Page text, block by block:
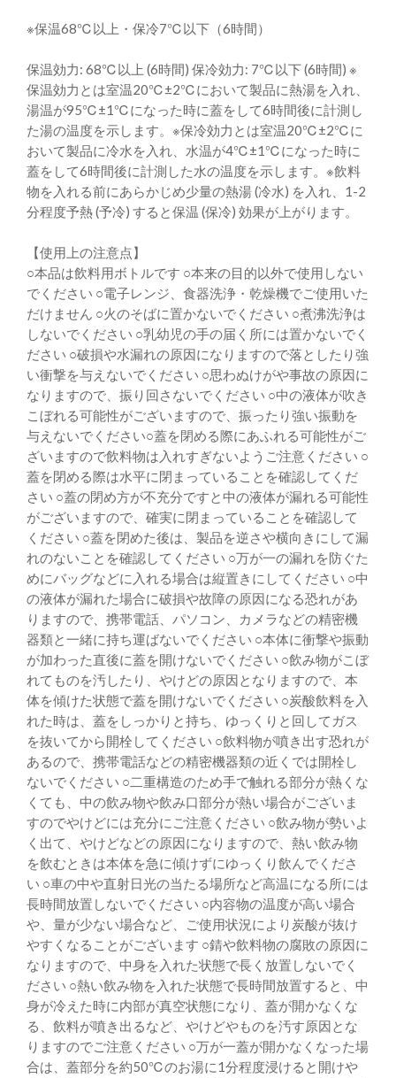
※保温68℃以上・保冷7℃以下（6時間）
保温効力: 68℃以上 (6時間) 保冷効力: 7℃以下 (6時間) ※
保温効力とは室温20℃±2℃において製品に熱湯を入れ、
湯温が95℃±1℃になった時に蓋をして6時間後に計測し
た湯の温度を示します。※保冷効力とは室温20℃±2℃に
おいて製品に冷水を入れ、水温が4℃±1℃になった時に
蓋をして6時間後に計測した水の温度を示します。※飲料
物を入れる前にあらかじめ少量の熱湯 (冷水) を入れ、1-2
分程度予熱 (予冷) すると保温 (保冷) 効果が上がります。
【使用上の注意点】
○本品は飲料用ボトルです ○本来の目的以外で使用しない
でください ○電子レンジ、食器洗浄・乾燥機でご使用いた
だけません ○火のそばに置かないでください ○煮沸洗浄は
しないでください ○乳幼児の手の届く所には置かないでく
ださい ○破損や水漏れの原因になりますので落としたり強
い衝撃を与えないでください ○思わぬけがや事故の原因に
なりますので、振り回さないでください ○中の液体が吹き
こぼれる可能性がございますので、振ったり強い振動を
与えないでください○蓋を閉める際にあふれる可能性がご
ざいますので飲料物は入れすぎないようご注意ください ○
蓋を閉める際は水平に閉まっていることを確認してくだ
さい ○蓋の閉め方が不充分ですと中の液体が漏れる可能性
がございますので、確実に閉まっていることを確認して
ください ○蓋を閉めた後は、製品を逆さや横向きにして漏
れのないことを確認してください ○万が一の漏れを防ぐた
めにバッグなどに入れる場合は縦置きにしてください ○中
の液体が漏れた場合に破損や故障の原因になる恐れがあ
りますので、携帯電話、パソコン、カメラなどの精密機
器類と一緒に持ち運ばないでください ○本体に衝撃や振動
が加わった直後に蓋を開けないでください ○飲み物がこぼ
れてものを汚したり、やけどの原因となりますので、本
体を傾けた状態で蓋を開けないでください ○炭酸飲料を入
れた時は、蓋をしっかりと持ち、ゆっくりと回してガス
を抜いてから開栓してください ○飲料物が噴き出す恐れが
あるので、携帯電話などの精密機器類の近くでは開栓し
ないでください ○二重構造のため手で触れる部分が熱くな
くても、中の飲み物や飲み口部分が熱い場合がございま
すのでやけどには充分にご注意ください ○飲み物が勢いよ
く出て、やけどなどの原因になりますので、熱い飲み物
を飲むときは本体を急に傾けずにゆっくり飲んでくださ
い ○車の中や直射日光の当たる場所など高温になる所には
長時間放置しないでください ○内容物の温度が高い場合
や、量が少ない場合など、ご使用状況により炭酸が抜け
やすくなることがございます ○錆や飲料物の腐敗の原因に
なりますので、中身を入れた状態で長く放置しないでく
ださい ○熱い飲み物を入れた状態で長時間放置すると、中
身が冷えた時に内部が真空状態になり、蓋が開かなくな
る、飲料が噴き出るなど、やけどやものを汚す原因とな
りますのでご注意ください ○万が一蓋が開かなくなった場
合は、蓋部分を約50℃のお湯に1分程度浸けると開けや